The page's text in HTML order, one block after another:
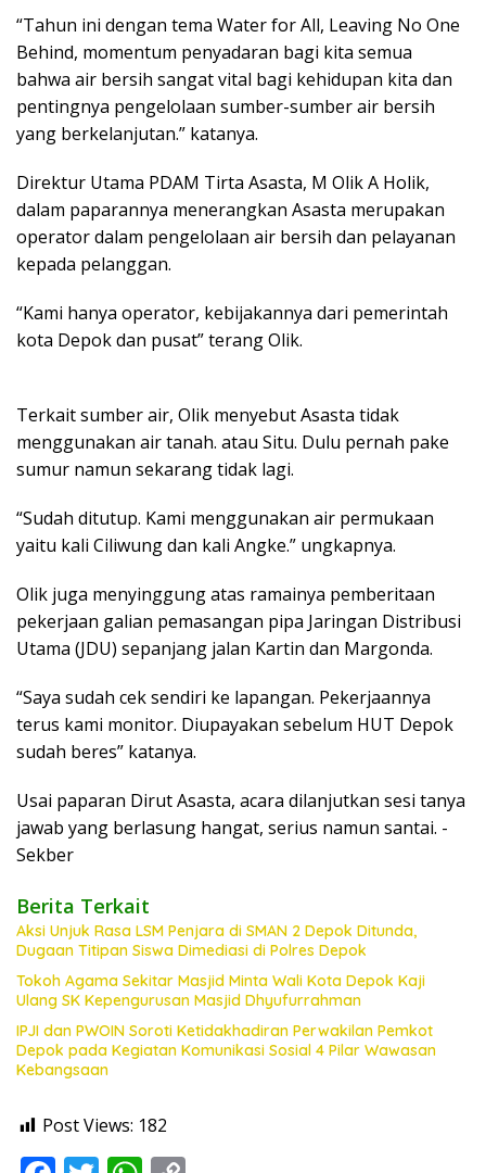
“Tahun ini dengan tema Water for All, Leaving No One
Behind, momentum penyadaran bagi kita semua
bahwa air bersih sangat vital bagi kehidupan kita dan
pentingnya pengelolaan sumber-sumber air bersih
yang berkelanjutan.” katanya.
Direktur Utama PDAM Tirta Asasta, M Olik A Holik,
dalam paparannya menerangkan Asasta merupakan
operator dalam pengelolaan air bersih dan pelayanan
kepada pelanggan.
“Kami hanya operator, kebijakannya dari pemerintah
kota Depok dan pusat” terang Olik.
Terkait sumber air, Olik menyebut Asasta tidak
menggunakan air tanah. atau Situ. Dulu pernah pake
sumur namun sekarang tidak lagi.
“Sudah ditutup. Kami menggunakan air permukaan
yaitu kali Ciliwung dan kali Angke.” ungkapnya.
Olik juga menyinggung atas ramainya pemberitaan
pekerjaan galian pemasangan pipa Jaringan Distribusi
Utama (JDU) sepanjang jalan Kartin dan Margonda.
“Saya sudah cek sendiri ke lapangan. Pekerjaannya
terus kami monitor. Diupayakan sebelum HUT Depok
sudah beres” katanya.
Usai paparan Dirut Asasta, acara dilanjutkan sesi tanya
jawab yang berlasung hangat, serius namun santai. -
Sekber
Berita Terkait
Aksi Unjuk Rasa LSM Penjara di SMAN 2 Depok Ditunda,
Dugaan Titipan Siswa Dimediasi di Polres Depok
Tokoh Agama Sekitar Masjid Minta Wali Kota Depok Kaji
Ulang SK Kepengurusan Masjid Dhyufurrahman
IPJI dan PWOIN Soroti Ketidakhadiran Perwakilan Pemkot
Depok pada Kegiatan Komunikasi Sosial 4 Pilar Wawasan
Kebangsaan
Post Views: 182